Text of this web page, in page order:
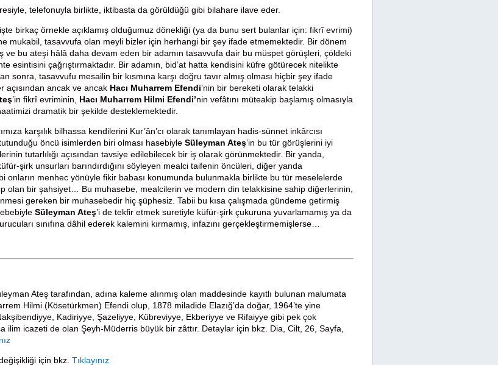
telefonuyla birlikte, iktibasta da görüldüğü gibi bilahare ilave eder.
birkaç örnekle açıklamış olduğumuz dönekliği (ya da bunu sert bulanlar için: fikrî evrimi)
mukabil, tasavvufa olan meyli bizler için herhangi bir şey ifade etmemektedir. Bir dönem
ve bu ateşi hâlâ daha devam eden bir adamın tasavvufa dair bu müspet görüşleri, çöldeki
esintisini çağrıştırmaktadır. Bir adamın, bid’at hatta kendisini küfre götürecek nitelikte
sonra, tasavvufu mesailin bir kısmına karşı doğru tavır almış olması hiçbir şey ifade
açısından ancak ve ancak Hacı Muharrem Efendi’nin bir bereketi olarak telakki
’in fikrî evriminin, Hacı Muharrem Hilmi Efendi’nin vefâtını müteakip başlamış olmasıyla
dramatik bir şekilde desteklemektedir.
karşılık bilhassa kendilerini Kur’ân’cı olarak tanımlayan hadis-sünnet inkârcısı
öncü isimlerden biri olması hasebiyle Süleyman Ateş’in bu tür görüşlerini iyi
tutarlılığı açısından tavsiye edilebilecek bir iş olarak görünmektedir. Bir yanda,
şirk unsurları barındırdığını söyleyen mealci taifenin öncüleri, diğer yanda
onların menhec yönüyle fikir babası konumunda bulunmakla birlikte bu tür meselelerde
olan bir şahsiyet… Bu muhasebe, mealcilerin ve modern din telakkisine sahip diğerlerinin,
gereken bir muhasebedir hiç şüphesiz. Tabii bu kısa çalışmada gündeme getirmiş
Süleyman Ateş’i de tekfir etmek suretiyle küfür-şirk çukuruna yuvarlamamış ya da
sınıfına dâhil ederek kalemini kırmamış, infazını gerçekleştirmemişlerse…
Ateş tarafından, adına kaleme alınmış olan maddesinde kayıtlı bulunan malumata
Hilmi (Kösetürkmen) Efendi olup, 1878 miladide Elazığ’da doğar, 1964’te yine
Kadiriyye, Şazeliyye, Kübreviyye, Ekberiyye ve Rifaiyye gibi pek çok
ilim icazeti de olan Şeyh-Müderris büyük bir zâttır. Detaylar için bkz. Dia, Cilt, 26, Sayfa,
için bkz. Tıklayınız